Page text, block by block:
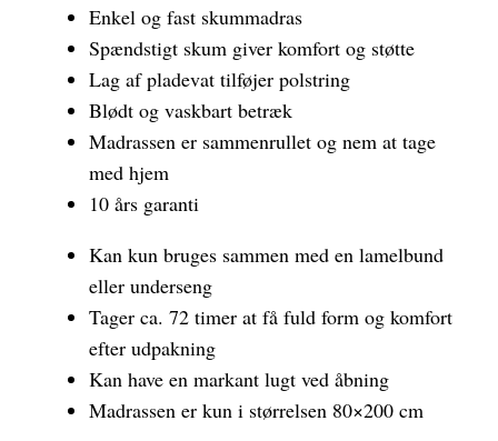
Enkel og fast skummadras
Spændstigt skum giver komfort og støtte
Lag af pladevat tilføjer polstring
Blødt og vaskbart betræk
Madrassen er sammenrullet og nem at tage
med hjem
10 års garanti
Kan kun bruges sammen med en lamelbund
eller underseng
Tager ca. 72 timer at få fuld form og komfort
efter udpakning
Kan have en markant lugt ved åbning
Madrassen er kun i størrelsen 80×200 cm